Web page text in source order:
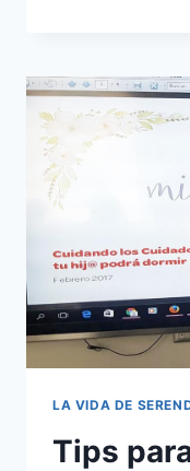
LA VIDA DE
Tips